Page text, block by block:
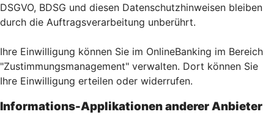
DSGVO, BDSG und diesen Datenschutzhinweisen bleiben
durch die Auftragsverarbeitung unberührt.
Ihre Einwilligung können Sie im OnlineBanking im Bereich
"Zustimmungsmanagement" verwalten. Dort können Sie
Ihre Einwilligung erteilen oder widerrufen.
Informations-Applikationen anderer Anbieter